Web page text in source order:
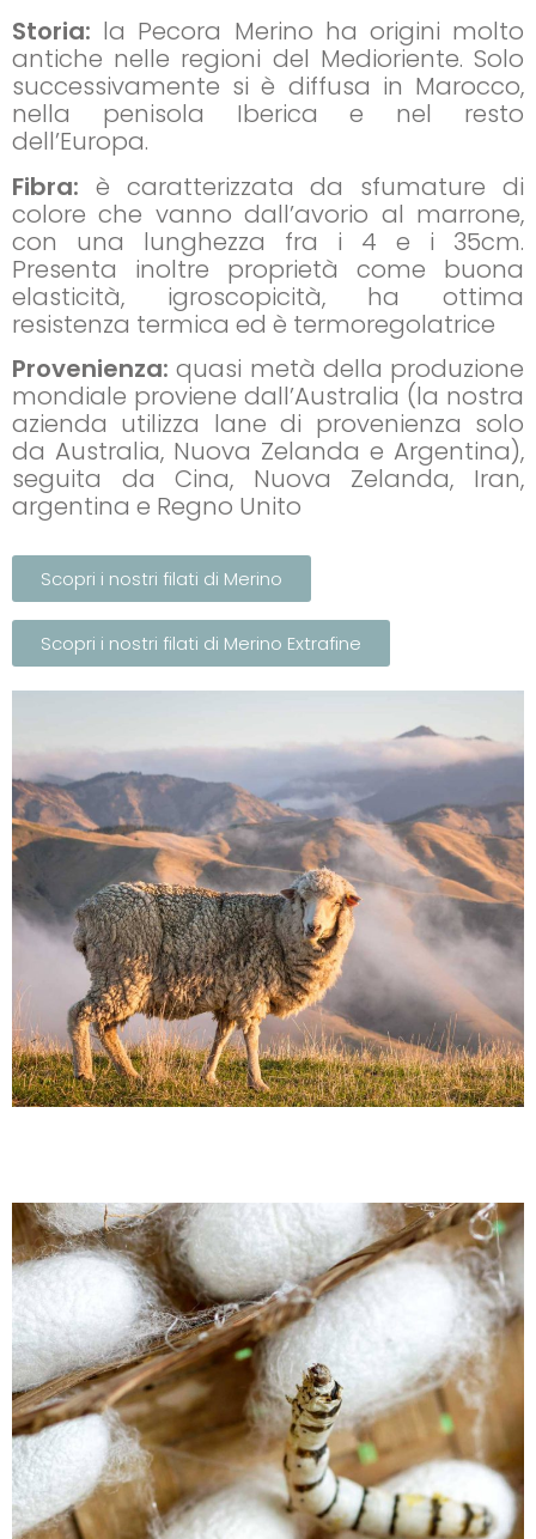
Storia: la Pecora Merino ha origini molto
antiche nelle regioni del Medioriente. Solo
successivamente si è diffusa in Marocco,
nella penisola Iberica e nel resto
dell’Europa.
Fibra: è caratterizzata da sfumature di
colore che vanno dall’avorio al marrone,
con una lunghezza fra i 4 e i 35cm.
Presenta inoltre proprietà come buona
elasticità, igroscopicità, ha ottima
resistenza termica ed è termoregolatrice
Provenienza: quasi metà della produzione
mondiale proviene dall’Australia (la nostra
azienda utilizza lane di provenienza solo
da Australia, Nuova Zelanda e Argentina),
seguita da Cina, Nuova Zelanda, Iran,
argentina e Regno Unito
Scopri i nostri filati di Merino
Scopri i nostri filati di Merino Extrafine